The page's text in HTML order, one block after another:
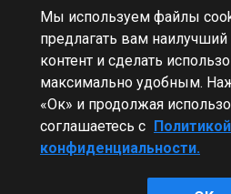
ПЕРЕЙТИ К СПИСКУ ТЕМ
Обсуждение Мира Кораблей
Стиль
Мы используем файлы
предлагать вам
контент и сделать
максимально удобным.
«Ок» и продолжая
соглашаетесь с Политикой
конфиденциальности.